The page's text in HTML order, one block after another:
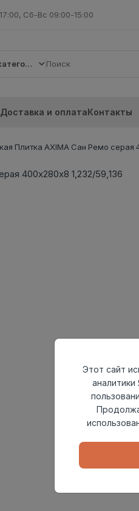
Сб-Вс 09:00-15:00
Все категории
Доставка и оплатаКонтакты
Плитка AXIMA Сан Ремо серая
Этот сайт